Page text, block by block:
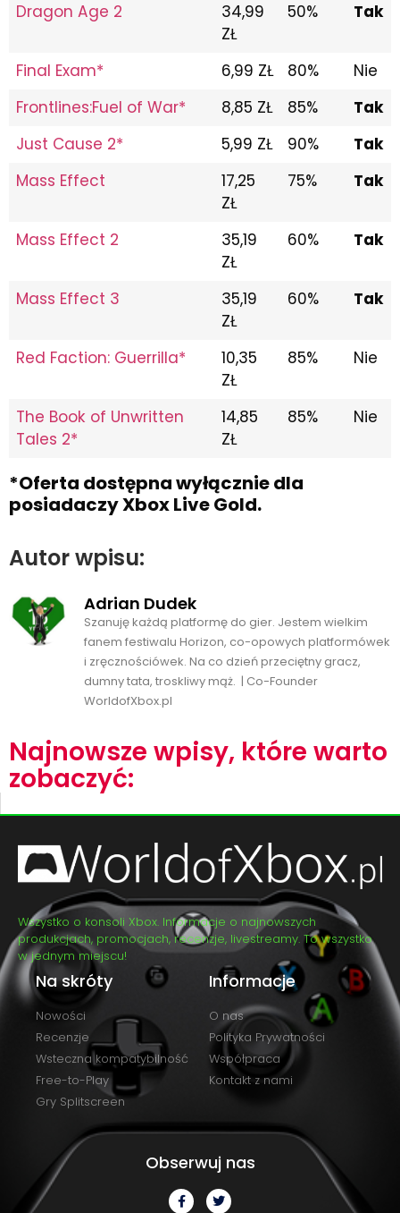
Dragon Age 2
34,99
ZŁ
50% Tak
Final Exam* 6,99 ZŁ 80%
Nie
Frontlines:Fuel of War*
8,85 ZŁ 85%
Tak
Just Cause 2*
5,99 ZŁ 90%
Tak
Mass Effect
17,25
ZŁ
75% Tak
Mass Effect 2
35,19
ZŁ
60% Tak
Mass Effect 3
35,19
ZŁ
60% Tak
Red Faction: Guerrilla*
10,35
ZŁ
85% Nie
The Book of Unwritten
Tales 2*
14,85
ZŁ
85% Nie
*Oferta dostępna wyłącznie dla
posiadaczy Xbox Live Gold.
Autor wpisu:
Adrian Dudek
Szanuję każdą platformę do gier. Jestem wielkim
fanem festiwalu Horizon, co-opowych platformówek
i zręcznościówek. Na co dzień przeciętny gracz,
dumny tata, troskliwy mąż. | Co-Founder
WorldofXbox.pl
Najnowsze wpisy, które warto
zobaczyć:
Wszystko o konsoli Xbox. Informacje o najnowszych
produkcjach, promocjach, recenzje, livestreamy. To wszystko
w jednym miejscu!
Na skróty
Nowości
Recenzje
Wsteczna kompatybilność
Free-to-Play
Gry Splitscreen
Informacje
O nas
Polityka Prywatności
Współpraca
Kontakt z nami
Obserwuj nas